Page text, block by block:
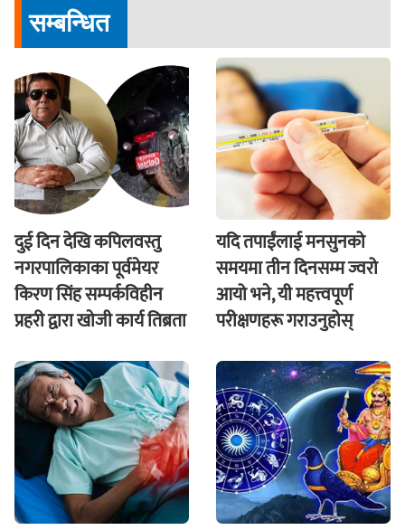
सम्बन्धित
दुई दिन देखि कपिलवस्तु
नगरपालिकाका पूर्वमेयर
किरण सिंह सम्पर्कविहीन
प्रहरी द्वारा खाेजी कार्य तिब्रता
यदि तपाईंलाई मनसुनको
समयमा तीन दिनसम्म ज्वरो
आयो भने, यी महत्त्वपूर्ण
परीक्षणहरू गराउनुहोस्